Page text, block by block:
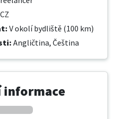
: V okolí bydliště (100 km)
: Angličtina, Čeština